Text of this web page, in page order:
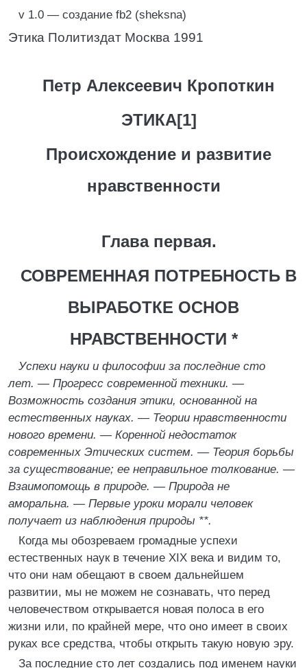
v 1.0 — создание fb2 (sheksna)
Этика Политиздат Москва 1991
Петр Алексеевич Кропоткин
ЭТИКА[1]
Происхождение и развитие
нравственности
Глава первая.
СОВРЕМЕННАЯ ПОТРЕБНОСТЬ В
ВЫРАБОТКЕ ОСНОВ
НРАВСТВЕННОСТИ *
Успехи науки и философии за последние сто
лет. — Прогресс современной техники. —
Возможность создания этики, основанной на
естественных науках. — Теории нравственности
нового времени. — Коренной недостаток
современных Этических систем. — Теория борьбы
за существование; ее неправильное толкование. —
Взаимопомощь в природе. — Природа не
аморальна. — Первые уроки морали человек
получает из наблюдения природы **.
Когда мы обозреваем громадные успехи
естественных наук в течение XIX века и видим то,
что они нам обещают в своем дальнейшем
развитии, мы не можем не сознавать, что перед
человечеством открывается новая полоса в его
жизни или, по крайней мере, что оно имеет в своих
руках все средства, чтобы открыть такую новую эру.
За последние сто лет создались под именем науки